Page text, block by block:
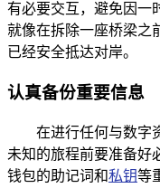
有必要交互，避免因一
就像在拆除一座桥梁之
已经安全抵达对岸。
认真备份重要信息
在进行任何与数字
未知的旅程前要准备好
钱包的助记词和私钥等